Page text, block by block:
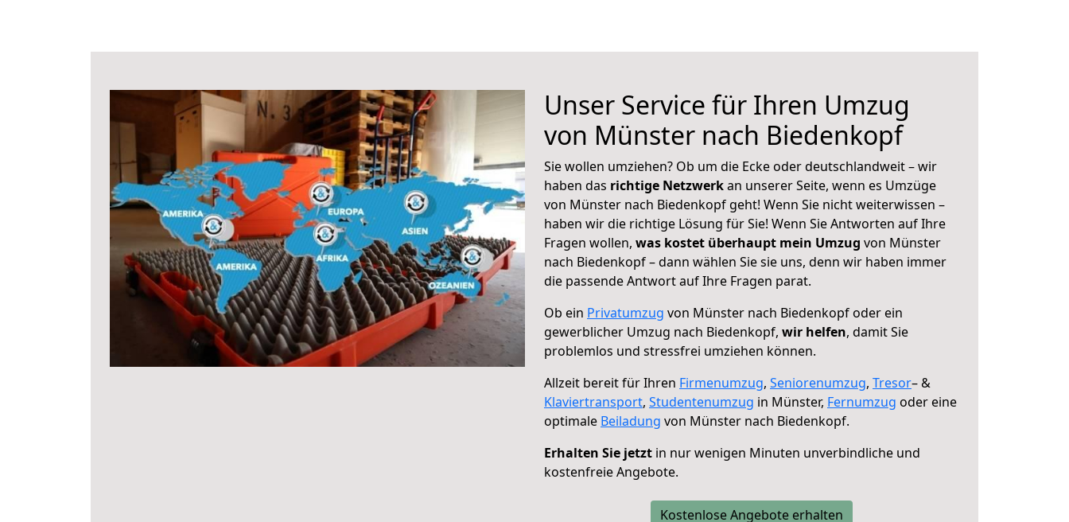
Unser Service für Ihren Umzug
von Münster nach Biedenkopf
Sie wollen umziehen? Ob um die Ecke oder deutschlandweit – wir
haben das richtige Netzwerkan unserer Seite, wenn es Umzüge
von Münster nach Biedenkopf geht! Wenn Sie nicht weiterwissen –
haben wir die richtige Lösung für Sie! Wenn Sie Antworten auf Ihre
Fragen wollen, was kostet überhaupt mein Umzug von Münster
nach Biedenkopf – dann wählen Sie sie uns, denn wir haben immer
die passende Antwort auf Ihre Fragen parat.
Ob ein Privatumzug von Münster nach Biedenkopf oder ein
gewerblicher Umzug nach Biedenkopf, wir helfen, damit Sie
problemlos und stressfrei umziehen können.
Allzeit bereit für Ihren Firmenumzug, Seniorenumzug, Tresor– &
Klaviertransport, Studentenumzug in Münster, Fernumzug oder eine
optimale Beiladung von Münster nach Biedenkopf.
Erhalten Sie jetzt in nur wenigen Minuten unverbindliche und
kostenfreie Angebote.
Kostenlose Angebote erhalten